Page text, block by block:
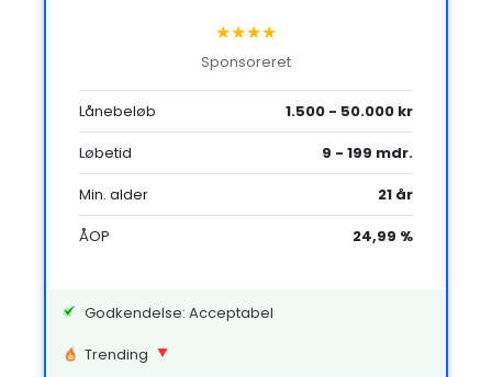
★★★★
Sponsoreret
Lånebeløb
1.500 - 50.000 kr
Løbetid
9 - 199 mdr.
Min. alder
21 år
ÅOP
24,99 %
Godkendelse: Acceptabel
Trending